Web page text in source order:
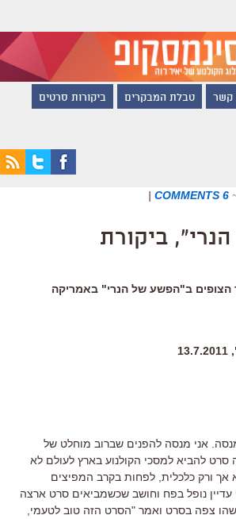
קשר טבלת המבקרים ביקורות סרטים
6 COMMENTS
|
ביקורת
ב"הפשע של הנרי" באמריקה
אני מנסה להפנים שברוב מוחלט של
להביא למסכי הקולנוע בארץ לעולם לא
אך ורק כלכלית, לפחות בקרב המפיצים
עדיין נופל בפח וחושב שכשמביאים סרט ארצה
צפה בסרט ואמר "הסרט הזה טוב לטעמי,